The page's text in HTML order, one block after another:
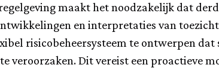
maakt het noodzakelijk dat
en interpretaties van
risicobeheersysteem te ontwerpen
veroorzaken. Dit vereist een proactieve